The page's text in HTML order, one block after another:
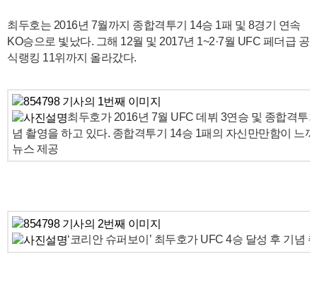
최두호는 2016년 7월까지 종합격투기 14승 1패 및 8경기 연속
KO승으로 빛났다. 그해 12월 및 2017년 1~2·7월 UFC 페더급 공
식랭킹 11위까지 올라갔다.
최두호가 2016년 7월 UFC 데뷔 3연승 및 종합격투
념 촬영을 하고 있다. 종합격투기 14승 1패의 자신만만함이 느
뉴스 제공
‘코리안 슈퍼보이’ 최두호가 UFC 4승 달성 후 기념